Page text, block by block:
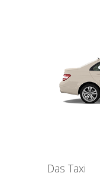
Das Taxi